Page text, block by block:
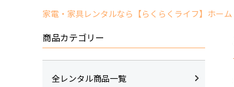
家電・家具レンタルなら【らくらくライフ】ホーム
商品カテゴリー
全レンタル商品一覧